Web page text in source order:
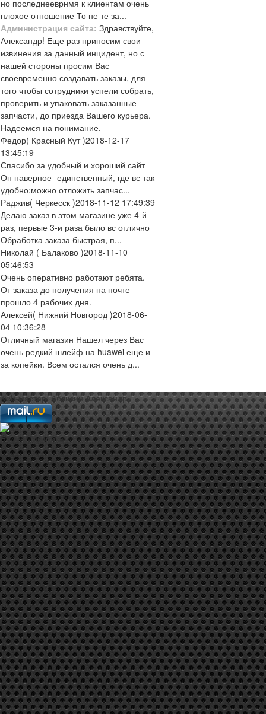
но последнееврнмя к клиентам очень
плохое отношение То не те за...
Администрация сайта: Здравствуйте,
Александр! Еще раз приносим свои
извинения за данный инцидент, но с
нашей стороны просим Вас
своевременно создавать заказы, для
того чтобы сотрудники успели собрать,
проверить и упаковать заказанные
запчасти, до приезда Вашего курьера.
Надеемся на понимание.
Федор( Красный Кут )2018-12-17
13:45:19
Спасибо за удобный и хороший сайт
Он наверное -единственный, где вс так
удобно:можно отложить запчас...
Раджив( Черкесск )2018-11-12 17:49:39
Делаю заказ в этом магазине уже 4-й
раз, первые 3-и раза было вс отлично
Обработка заказа быстрая, п...
Николай ( Балаково )2018-11-10
05:46:53
Очень оперативно работают ребята.
От заказа до получения на почте
прошло 4 рабочих дня.
Алексей( Нижний Новгород )2018-06-
04 10:36:28
Отличный магазин Нашел через Вас
очень редкий шлейф на huawei еще и
за копейки. Всем остался очень д...
web-мастер:Аблизин Александр